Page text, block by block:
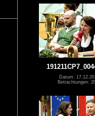
Datum:
Betrachtungen: